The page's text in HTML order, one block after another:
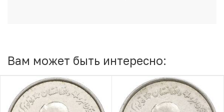
Вам может быть интересно: